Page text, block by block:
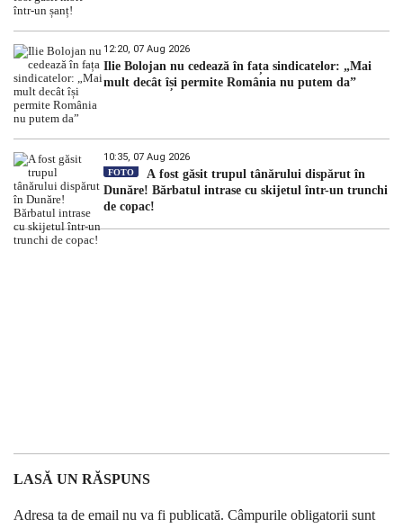
12:20, 07 Aug 2026
Ilie Bolojan nu cedează în fața sindicatelor: „Mai
mult decât își permite România nu putem da”
10:35, 07 Aug 2026
FOTO
A fost găsit trupul tânărului dispărut în
Dunăre! Bărbatul intrase cu skijetul într-un trunchi
de copac!
LASĂ UN RĂSPUNS
Adresa ta de email nu va fi publicată. Câmpurile obligatorii sunt